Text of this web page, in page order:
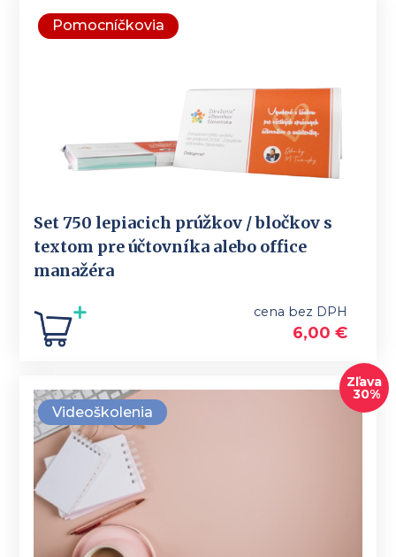
Pomocníčkovia
Set 750 lepiacich prúžkov / bločkov s
textom pre účtovníka alebo office
manažéra
cena bez DPH
6,00 €
Videoškolenia
Zľava
30%